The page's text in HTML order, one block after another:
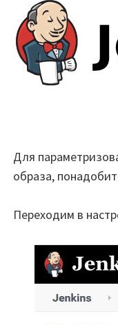
Для
образа,
Переходим в